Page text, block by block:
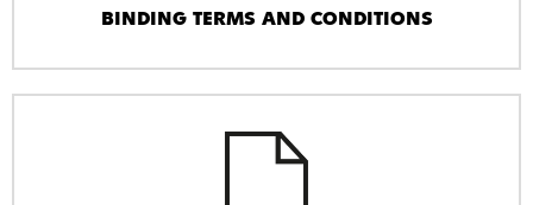
BINDING TERMS AND CONDITIONS